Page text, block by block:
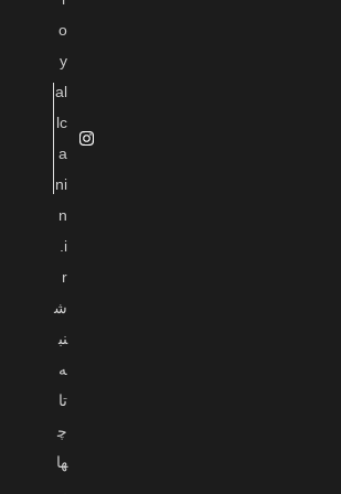
o
y
al
lc
a
ni
n
.i
r
ش
نب
ه
تا
چ
ها